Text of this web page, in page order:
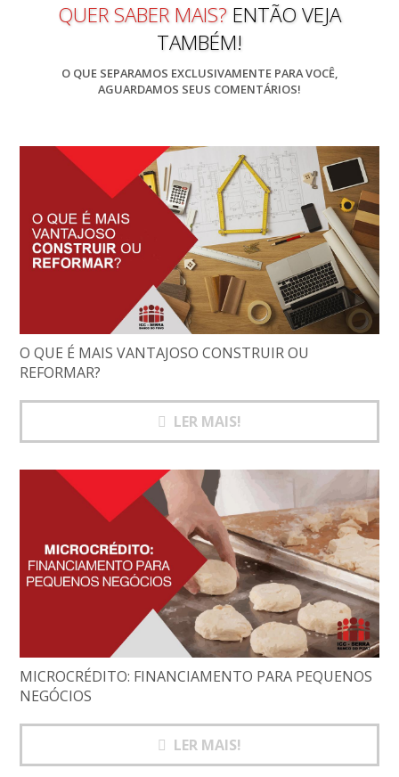
QUER SABER MAIS? ENTÃO VEJA
TAMBÉM!
O QUE SEPARAMOS EXCLUSIVAMENTE PARA VOCÊ,
AGUARDAMOS SEUS COMENTÁRIOS!
O QUE É MAIS VANTAJOSO CONSTRUIR OU
REFORMAR?
LER MAIS!
MICROCRÉDITO: FINANCIAMENTO PARA PEQUENOS
NEGÓCIOS
LER MAIS!